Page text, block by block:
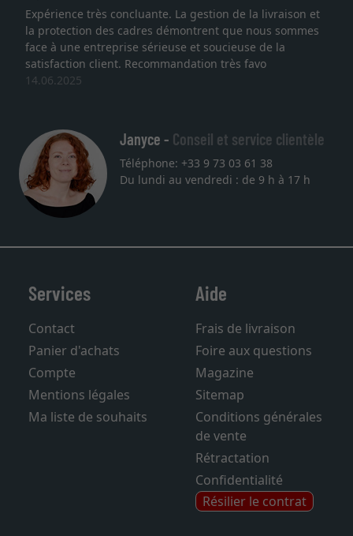
Expérience très concluante. La gestion de la livraison et
la protection des cadres démontrent que nous sommes
face à une entreprise sérieuse et soucieuse de la
satisfaction client. Recommandation très favo
14.06.2025
Janyce - Conseil et service clientèle
Téléphone: +33 9 73 03 61 38
Du lundi au vendredi : de 9 h à 17 h
Services
Contact
Panier d'achats
Compte
Mentions légales
Ma liste de souhaits
Aide
Frais de livraison
Foire aux questions
Magazine
Sitemap
Conditions générales
de vente
Rétractation
Confidentialité
Résilier le contrat